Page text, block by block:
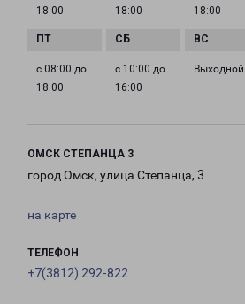
18:00
18:00
18:00
с 08:00 до
18:00
с 10:00 до
16:00
Выходной
ОМСК СТЕПАНЦА 3
город Омск, улица Степанца, 3
на карте
ТЕЛЕФОН
+7(3812) 292-822